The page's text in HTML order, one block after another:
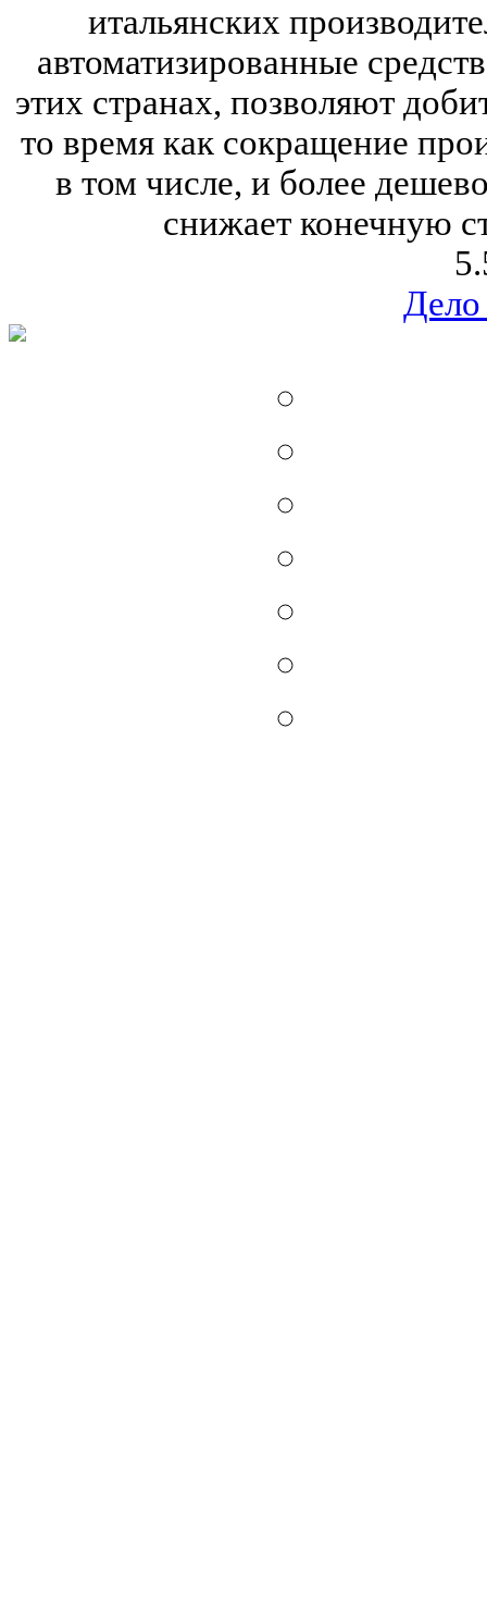
итальянских
автоматизированные
этих странах, позволяют
то время как сокращение
в том числе, и более
снижает конечную
Дело